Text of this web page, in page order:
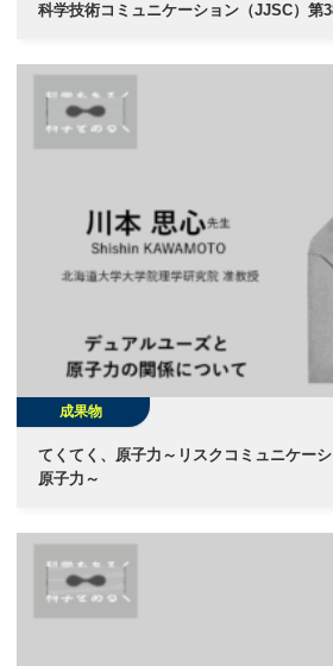
科学技術コミュニケーション（JJSC）第
成果物
てくてく、原子力～リスクコミュニケーシ
原子力～